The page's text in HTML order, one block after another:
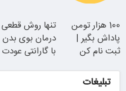
بهره 100 هزار تومن
پاداش بگیر |
ثبت نام کن
تنها روش قطعی
درمان بوی بدن
با گارانتی عودت
تبلیغات